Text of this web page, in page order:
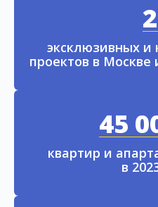
эксклюзивных и
проектов в Москве
45
квартир и
в